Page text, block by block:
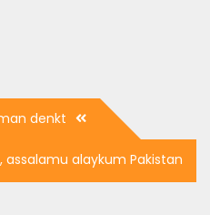
denkt
assalamu alaykum Pakistan